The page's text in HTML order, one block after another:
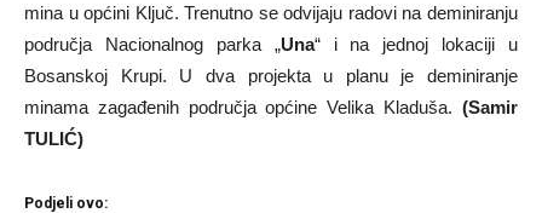
mina u općini Ključ. Trenutno se odvijaju radovi na deminiranju
područja Nacionalnog parka „Una“ i na jednoj lokaciji u
Bosanskoj Krupi. U dva projekta u planu je deminiranje
minama zagađenih područja općine Velika Kladuša. (Samir
TULIĆ)
Podjeli ovo: